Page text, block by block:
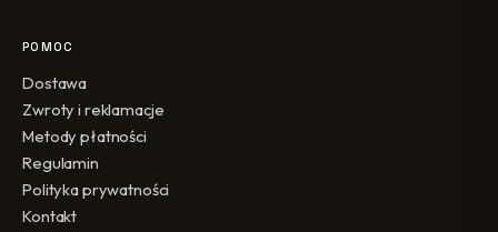
POMOC
Dostawa
Zwroty i reklamacje
Metody płatności
Regulamin
Polityka prywatności
Kontakt